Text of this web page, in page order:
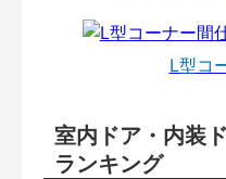
L型コ
室内ドア・内装
ランキング